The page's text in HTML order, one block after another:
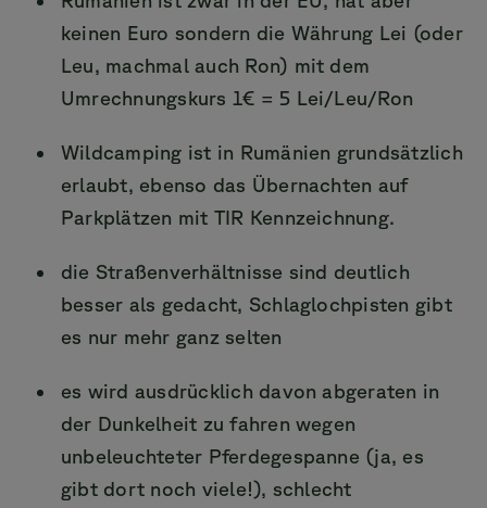
keinen Euro sondern die Währung Lei (oder
Leu, machmal auch Ron) mit dem
Umrechnungskurs 1€ = 5 Lei/Leu/Ron
Wildcamping ist in Rumänien grundsätzlich
erlaubt, ebenso das Übernachten auf
Parkplätzen mit TIR Kennzeichnung.
die Straßenverhältnisse sind deutlich
besser als gedacht, Schlaglochpisten gibt
es nur mehr ganz selten
es wird ausdrücklich davon abgeraten in
der Dunkelheit zu fahren wegen
unbeleuchteter Pferdegespanne (ja, es
gibt dort noch viele!), schlecht